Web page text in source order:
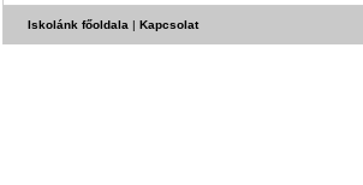
Iskolánk főoldala | Kapcsolat